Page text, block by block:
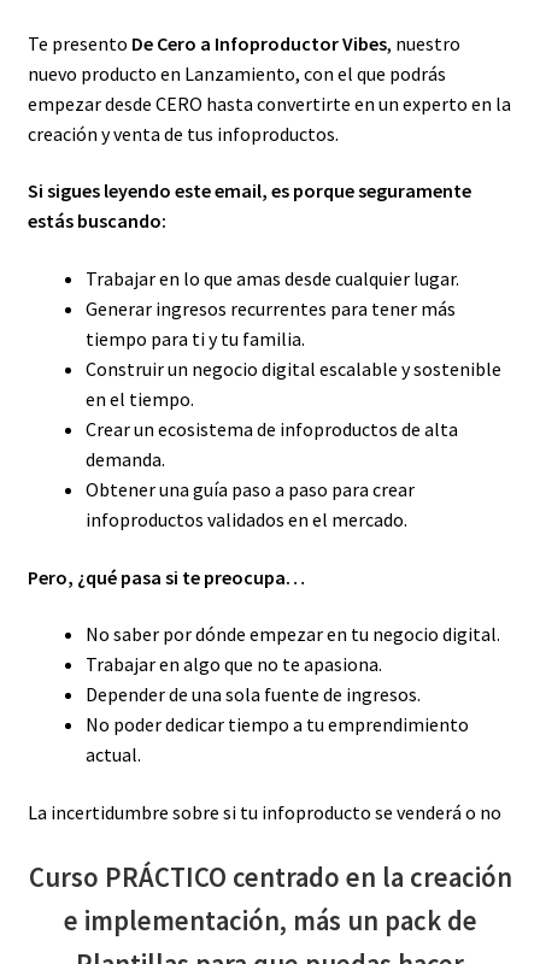
Te presento De Cero a Infoproductor Vibes, nuestro
nuevo producto en Lanzamiento, con el que podrás
empezar desde CERO hasta convertirte en un experto en la
creación y venta de tus infoproductos.
Si sigues leyendo este email, es porque seguramente
estás buscando:
Trabajar en lo que amas desde cualquier lugar.
Generar ingresos recurrentes para tener más
tiempo para ti y tu familia.
Construir un negocio digital escalable y sostenible
en el tiempo.
Crear un ecosistema de infoproductos de alta
demanda.
Obtener una guía paso a paso para crear
infoproductos validados en el mercado.
Pero, ¿qué pasa si te preocupa…
No saber por dónde empezar en tu negocio digital.
Trabajar en algo que no te apasiona.
Depender de una sola fuente de ingresos.
No poder dedicar tiempo a tu emprendimiento
actual.
La incertidumbre sobre si tu infoproducto se venderá o no
Curso PRÁCTICO centrado en la creación
e implementación, más un pack de